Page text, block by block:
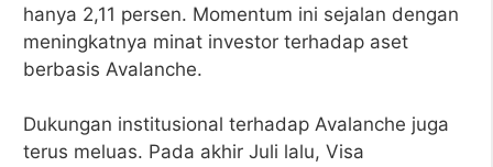
hanya 2,11 persen. Momentum ini sejalan dengan
meningkatnya minat investor terhadap aset
berbasis Avalanche.
Dukungan institusional terhadap Avalanche juga
terus meluas. Pada akhir Juli lalu, Visa